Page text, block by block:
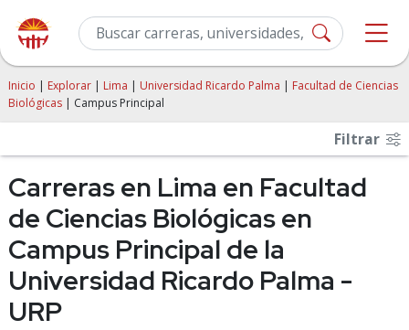
Inicio | Explorar | Lima | Universidad Ricardo Palma | Facultad de Ciencias
Biológicas | Campus Principal
Filtrar
Carreras en Lima en Facultad
de Ciencias Biológicas en
Campus Principal de la
Universidad Ricardo Palma -
URP